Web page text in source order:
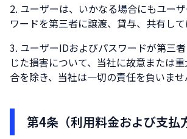
ユーザーは、いかなる場合にもユー
ワードを第三者に譲渡、貸与、共有して
ユーザーIDおよびパスワードが第三
じた損害について、当社に故意または
合を除き、当社は一切の責任を負いませ
第4条（利用料金および支払